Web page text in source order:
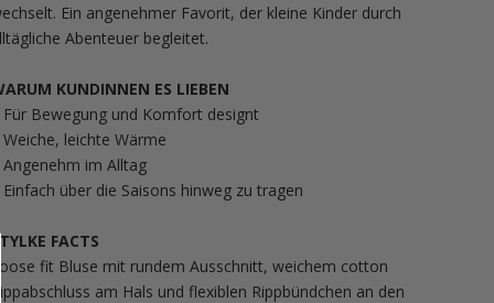
Ein angenehmer Favorit, der kleine Kinder durch
Abenteuer begleitet.
KUNDINNEN ES LIEBEN
Bewegung und Komfort designt
leichte Wärme
im Alltag
über die Saisons hinweg zu tragen
FACTS
Loose fit Bluse mit rundem Ausschnitt, weichem cotton
Rippabschluss am Hals und flexiblen Rippbündchen an den